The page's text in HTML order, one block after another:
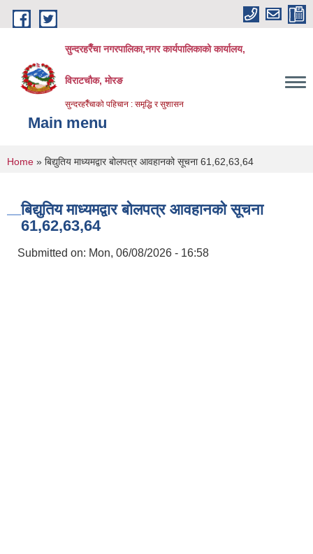
Skip to main content
सुन्दरहरैँचा नगरपालिका,नगर कार्यपालिकाको कार्यालय,
विराटचौक, मोरङ
सुन्दरहरैँचाको पहिचान : समृद्धि र सुशासन
Main menu
You are here
Home » बिद्युतिय माध्यमद्वार बोलपत्र आवहानको सूचना 61,62,63,64
बिद्युतिय माध्यमद्वार बोलपत्र आवहानको सूचना
61,62,63,64
Submitted on: Mon, 06/08/2026 - 16:58